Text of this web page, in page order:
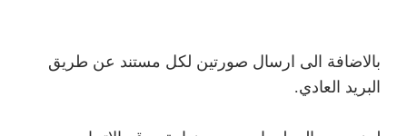
بالاضافة الى ارسال صورتين لكل مستند عن طريق
البريد العادي.